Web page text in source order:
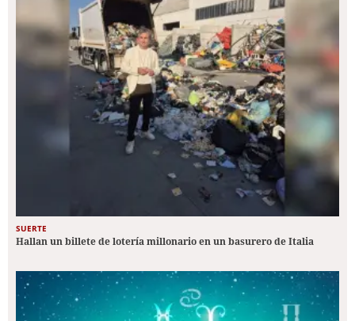
SUERTE
Hallan un billete de lotería millonario en un basurero de Italia